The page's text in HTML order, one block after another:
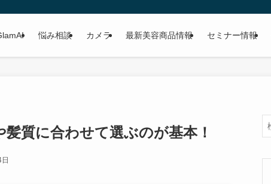
悩み相談 カメラ 最新美容商品情報 セミナー情報
質に合わせて選ぶのが基本！